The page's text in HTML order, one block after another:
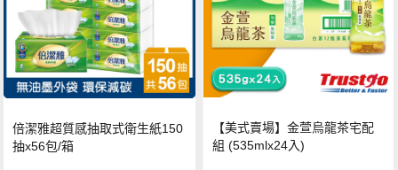
倍潔雅超質感抽取式衛生紙150
抽x56包/箱
【美式賣場】金萱烏龍茶宅配
組 (535mlx24入)